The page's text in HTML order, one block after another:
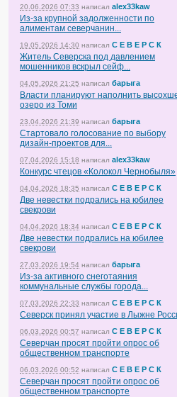
20.06.2026 07:33 написал alex33kaw
Из-за крупной задолженности по
алиментам северчанин...
19.05.2026 14:30 написал С Е В Е Р С К
Житель Северска под давлением
мошенников вскрыл сейф...
04.05.2026 21:25 написал барыга
Власти планируют наполнить
озеро из Томи
23.04.2026 21:39 написал барыга
Стартовало голосование по выбору
дизайн-проектов для...
07.04.2026 15:18 написал alex33kaw
Конкурс чтецов «Колокол Чернобыля»
04.04.2026 18:35 написал С Е В Е Р С К
Две невестки подрались на юбилее
свекрови
04.04.2026 18:34 написал С Е В Е Р С К
Две невестки подрались на юбилее
свекрови
27.03.2026 19:54 написал барыга
Из-за активного снеготаяния
коммунальные службы города...
07.03.2026 22:33 написал С Е В Е Р С К
Северск принял участие в Лыжне
06.03.2026 00:57 написал С Е В Е Р С К
Северчан просят пройти опрос об
общественном транспорте
06.03.2026 00:52 написал С Е В Е Р С К
Северчан просят пройти опрос об
общественном транспорте